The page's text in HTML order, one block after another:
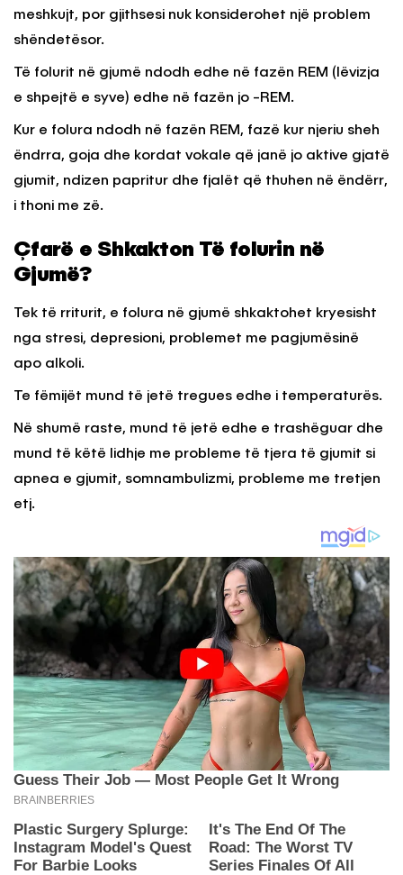
meshkujt, por gjithsesi nuk konsiderohet një problem
shëndetësor.
Të folurit në gjumë ndodh edhe në fazën REM (lëvizja
e shpejtë e syve) edhe në fazën jo -REM.
Kur e folura ndodh në fazën REM, fazë kur njeriu sheh
ëndrra, goja dhe kordat vokale që janë jo aktive gjatë
gjumit, ndizen papritur dhe fjalët që thuhen në ëndërr,
i thoni me zë.
Çfarë e Shkakton Të folurin në
Gjumë?
Tek të rriturit, e folura në gjumë shkaktohet kryesisht
nga stresi, depresioni, problemet me pagjumësinë
apo alkoli.
Te fëmijët mund të jetë tregues edhe i temperaturës.
Në shumë raste, mund të jetë edhe e trashëguar dhe
mund të këtë lidhje me probleme të tjera të gjumit si
apnea e gjumit, somnambulizmi, probleme me tretjen
etj.